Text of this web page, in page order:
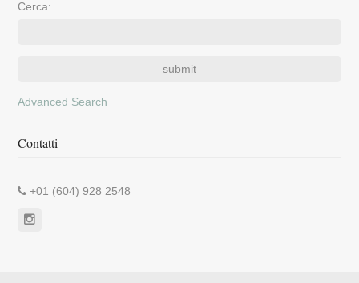
Cerca:
Advanced Search
Contatti
+01 (604) 928 2548